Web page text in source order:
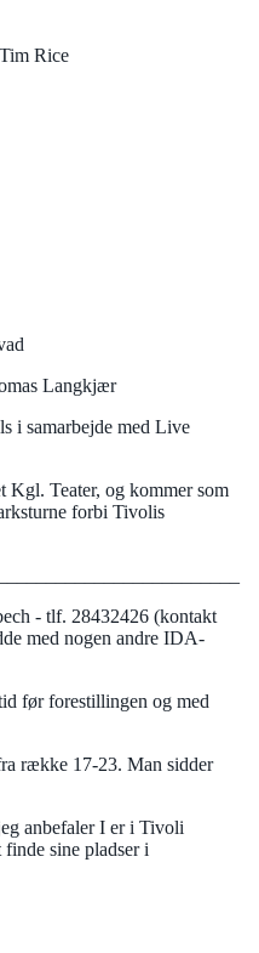
Rice
Langkjær
i samarbejde med Live
Kgl. Teater, og kommer som
forbi Tivolis
- tlf. 28432426 (kontakt
med nogen andre IDA-
før forestillingen og med
række 17-23. Man sidder
anbefaler I er i Tivoli
sine pladser i